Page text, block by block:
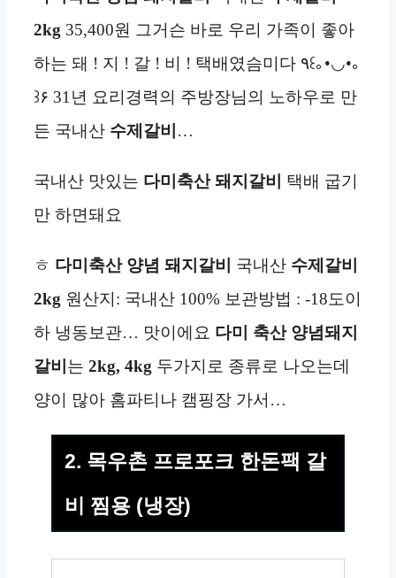
2kg 35,400원 그거슨 바로 우리 가족이 좋아
하는 돼 ! 지 ! 갈 ! 비 ! 택배였슴미다 ٩꒰｡•◡•｡
꒱۶ 31년 요리경력의 주방장님의 노하우로 만
든 국내산 수제 갈비 …
국내산 맛있는 다미축산 돼지갈비
택배 굽기
만 하면돼요
ㅎ 다미축산 양념 돼지갈비 국내산 수제 갈비
2kg 원산지: 국내산 100% 보관방법 : -18도이
하 냉동보관… 맛이에요 다미 축산 양념돼지
갈비 는 2kg, 4kg 두가지로 종류로 나오는데
양이 많아 홈파티나 캠핑장 가서…
2. 목우촌 프로포크 한돈팩 갈
비 찜용 (냉장)